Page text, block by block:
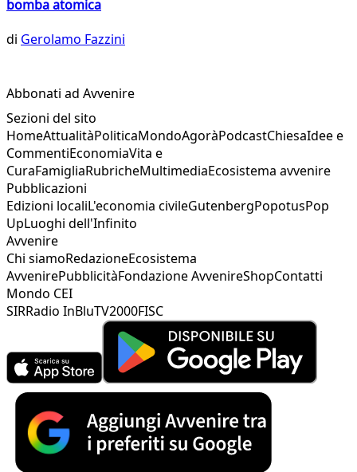
bomba atomica
di Gerolamo Fazzini
Abbonati ad Avvenire
Sezioni del sito
HomeAttualitàPoliticaMondoAgoràPodcastChiesaIdee e
CommentiEconomiaVita e
CuraFamigliaRubricheMultimediaEcosistema avvenire
Pubblicazioni
Edizioni localiL'economia civileGutenbergPopotusPop
UpLuoghi dell'Infinito
Avvenire
Chi siamoRedazioneEcosistema
AvvenirePubblicitàFondazione AvvenireShopContatti
Mondo CEI
SIRRadio InBluTV2000FISC